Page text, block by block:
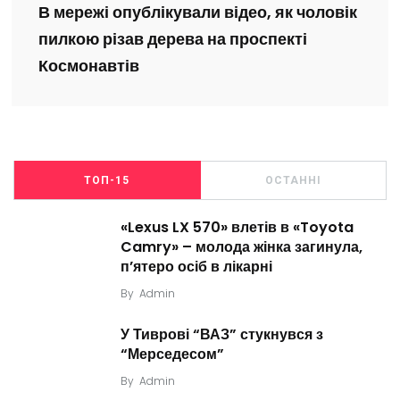
В мережі опублікували відео, як чоловік
пилкою різав дерева на проспекті
Космонавтів
ТОП-15 ОСТАННІ
«Lexus LX 570» влетів в «Toyota
Camry» – молода жінка загинула,
п’ятеро осіб в лікарні
By Admin
У Тиврові “ВАЗ” стукнувся з
“Мерседесом”
By Admin